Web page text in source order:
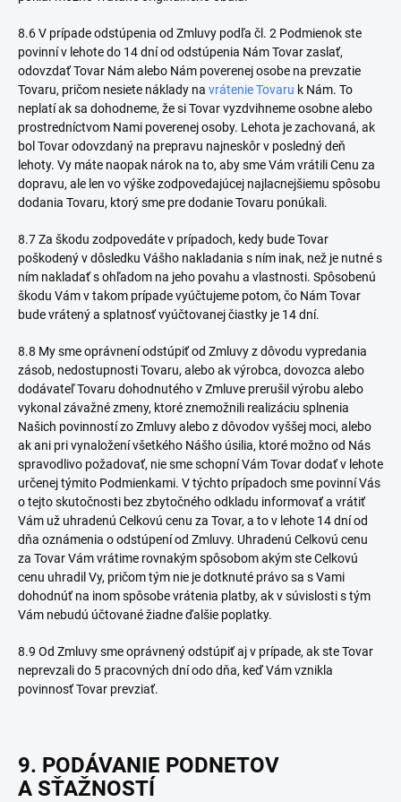
8.6 V prípade odstúpenia od Zmluvy podľa čl. 2 Podmienok ste
povinní v lehote do 14 dní od odstúpenia Nám Tovar zaslať,
odovzdať Tovar Nám alebo Nám poverenej osobe na prevzatie
Tovaru, pričom nesiete náklady na vrátenie Tovaru k Nám. To
neplatí ak sa dohodneme, že si Tovar vyzdvihneme osobne alebo
prostredníctvom Nami poverenej osoby. Lehota je zachovaná, ak
bol Tovar odovzdaný na prepravu najneskôr v posledný deň
lehoty. Vy máte naopak nárok na to, aby sme Vám vrátili Cenu za
dopravu, ale len vo výške zodpovedajúcej najlacnejšiemu spôsobu
dodania Tovaru, ktorý sme pre dodanie Tovaru ponúkali.
8.7 Za škodu zodpovedáte v prípadoch, kedy bude Tovar
poškodený v dôsledku Vášho nakladania s ním inak, než je nutné s
ním nakladať s ohľadom na jeho povahu a vlastnosti. Spôsobenú
škodu Vám v takom prípade vyúčtujeme potom, čo Nám Tovar
bude vrátený a splatnosť vyúčtovanej čiastky je 14 dní.
8.8 My sme oprávnení odstúpiť od Zmluvy z dôvodu vypredania
zásob, nedostupnosti Tovaru, alebo ak výrobca, dovozca alebo
dodávateľ Tovaru dohodnutého v Zmluve prerušil výrobu alebo
vykonal závažné zmeny, ktoré znemožnili realizáciu splnenia
Našich povinností zo Zmluvy alebo z dôvodov vyššej moci, alebo
ak ani pri vynaložení všetkého Nášho úsilia, ktoré možno od Nás
spravodlivo požadovať, nie sme schopní Vám Tovar dodať v lehote
určenej týmito Podmienkami. V týchto prípadoch sme povinní Vás
o tejto skutočnosti bez zbytočného odkladu informovať a vrátiť
Vám už uhradenú Celkovú cenu za Tovar, a to v lehote 14 dní od
dňa oznámenia o odstúpení od Zmluvy. Uhradenú Celkovú cenu
za Tovar Vám vrátime rovnakým spôsobom akým ste Celkovú
cenu uhradil Vy, pričom tým nie je dotknuté právo sa s Vami
dohodnúť na inom spôsobe vrátenia platby, ak v súvislosti s tým
Vám nebudú účtované žiadne ďalšie poplatky.
8.9 Od Zmluvy sme oprávnený odstúpiť aj v prípade, ak ste Tovar
neprevzali do 5 pracovných dní odo dňa, keď Vám vznikla
povinnosť Tovar prevziať.
9. PODÁVANIE PODNETOV
A SŤAŽNOSTÍ